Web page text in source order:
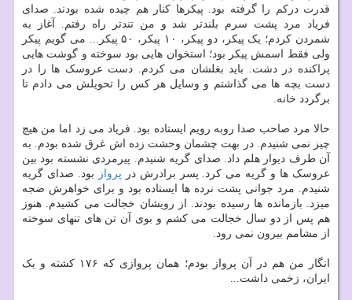
قدرت درکم را گرفته بود. پیکرها کنار هم چیده شده بودند. صدای
فریاد مرد پشت سرم بلندتر شد و من تندتر راه رفتم. آغاز به
شمردن کردم؛ یک پیکر، دو پیکر، ۱۰ پیکر، ۵۰ پیکر... می گویم پیکر
ولی فقط اسمش پیکر بود؛ استخوان هایی بود سوخته و گوشت هایی
پراکنده در دشت. باید بغلشان می کردم. دست عروسک ها را در
دست بچه ها می گذاشتم و وسایل هر کس را تحویلش می دادم تا
برگردد خانه.
حالا مرد صاحب صدا روبه رویم ایستاده بود. فریاد می زد اما من هیچ
چیز نمی شنیدم. در بهت چشمان وحشت زده اش غرق شده بودم. به
آن طرف دیوار هلم داد. صدای گریه شنیدم. پیرمردی نشسته بود بین
عروسک ها و گریه می کرد. پسر برادرش در پرواز
بود. صدای گریه
شنیدم. مرد جوانی پشت نرده ها ایستاده بود و برای خواهرش ضجه
میزد. بازمانده ها رسیده بودند. از رویشان خجالت می کشیدم. هنوز
هم پس از دو سال خجالت می کشم و بوی آن تن های تنهای سوخته
از مشامم بیرون نمی رود.
انگار من هم در آن پرواز بودم؛ همان پروازی که ۱۷۶ کشته و یک
ایران، زخمی داشت...